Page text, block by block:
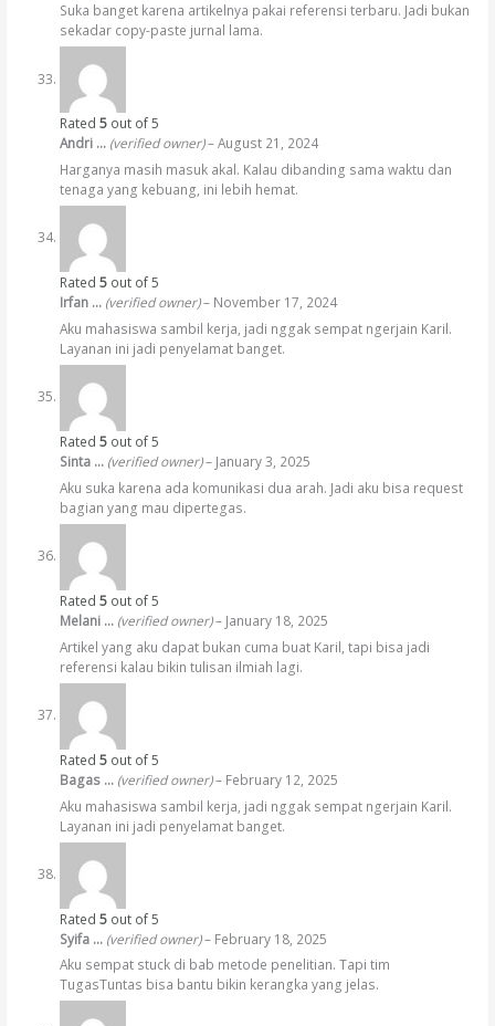
Suka banget karena artikelnya pakai referensi terbaru. Jadi bukan
sekadar copy-paste jurnal lama.
Rated 5out of 5
Andri … (verified owner) – August 21, 2024
Harganya masih masuk akal. Kalau dibanding sama waktu dan
tenaga yang kebuang, ini lebih hemat.
Rated 5out of 5
Irfan … (verified owner) – November 17, 2024
Aku mahasiswa sambil kerja, jadi nggak sempat ngerjain Karil.
Layanan ini jadi penyelamat banget.
Rated 5out of 5
Sinta … (verified owner) – January 3, 2025
Aku suka karena ada komunikasi dua arah. Jadi aku bisa request
bagian yang mau dipertegas.
Rated 5out of 5
Melani … (verified owner) – January 18, 2025
Artikel yang aku dapat bukan cuma buat Karil, tapi bisa jadi
referensi kalau bikin tulisan ilmiah lagi.
Rated 5out of 5
Bagas … (verified owner) – February 12, 2025
Aku mahasiswa sambil kerja, jadi nggak sempat ngerjain Karil.
Layanan ini jadi penyelamat banget.
Rated 5out of 5
Syifa … (verified owner) – February 18, 2025
Aku sempat stuck di bab metode penelitian. Tapi tim
TugasTuntas bisa bantu bikin kerangka yang jelas.